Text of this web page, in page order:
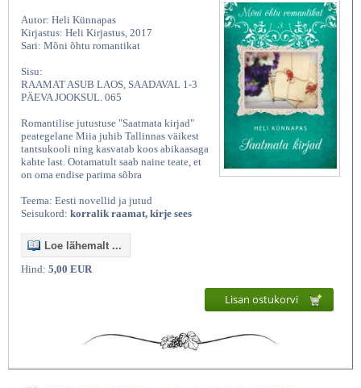
Autor: Heli Künnapas
Kirjastus: Heli Kirjastus, 2017
Sari: Mõni õhtu romantikat
Sisu:
RAAMAT ASUB LAOS, SAADAVAL 1-3
PÄEVA JOOKSUL. 065
Romantilise jutustuse "Saatmata kirjad"
peategelane Miia juhib Tallinnas väikest
tantsukooli ning kasvatab koos abikaasaga
kahte last. Ootamatult saab naine teate, et
on oma endise parima sõbra
Teema: Eesti novellid ja jutud
Seisukord: korralik raamat, kirje sees
Loe lähemalt ...
Hind: 5,00 EUR
Lisan ostukorvi